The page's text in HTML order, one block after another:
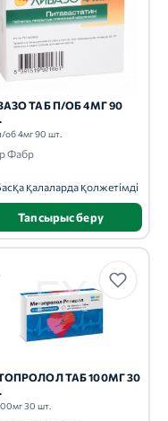
ТАБ П/ОБ 4МГ 90
об 4мг 90 шт.
Фабр
қалаларда қолжетімді
Тапсырыс беру
ТАБ 100МГ 30
30 шт.